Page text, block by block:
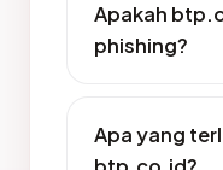
Apakah
phishing?
Apa yang